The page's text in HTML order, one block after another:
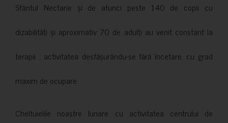
Sfântul Nectarie și de atunci peste 140 de copii cu
dizabilități și aproximativ 70 de adulți au venit constant la
terapii , activitatea desfășurându-se fără încetare, cu grad
maxim de ocupare.
Cheltuielile noastre lunare cu activitatea centrului de